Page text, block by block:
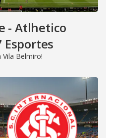
- Atlhetico
Esportes
Vila Belmiro!